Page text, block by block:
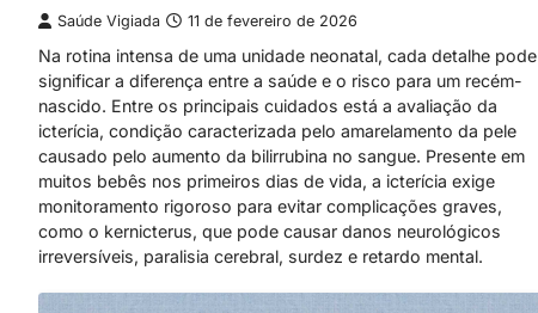
Saúde Vigiada 11 de fevereiro de 2026
Na rotina intensa de uma unidade neonatal, cada detalhe pode
significar a diferença entre a saúde e o risco para um recém-
nascido. Entre os principais cuidados está a avaliação da
icterícia, condição caracterizada pelo amarelamento da pele
causado pelo aumento da bilirrubina no sangue. Presente em
muitos bebês nos primeiros dias de vida, a icterícia exige
monitoramento rigoroso para evitar complicações graves,
como o kernicterus, que pode causar danos neurológicos
irreversíveis, paralisia cerebral, surdez e retardo mental.